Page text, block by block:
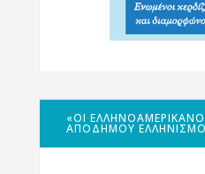
«ΟΙ
ΑΠΌΔΗΜΟΥ